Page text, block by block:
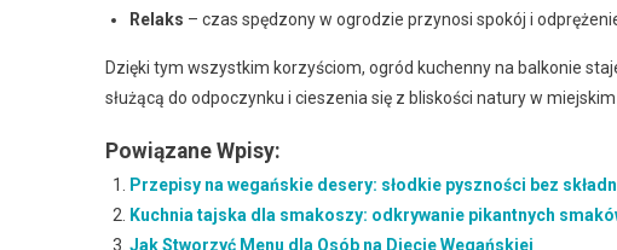
Relaks – czas spędzony w ogrodzie przynosi spokój i
Dzięki tym wszystkim korzyściom, ogród kuchenny na balkonie
służącą do odpoczynku i cieszenia się z bliskości natury w
Powiązane Wpisy:
Przepisy na wegańskie desery: słodkie pyszności bez
Kuchnia tajska dla smakoszy: odkrywanie pikantnych
Jak Stworzyć Menu dla Osób na Diecie Wegańskiej